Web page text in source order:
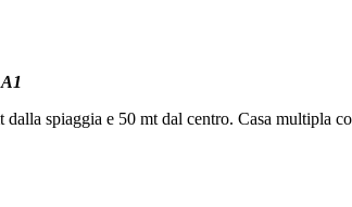
A1
spiaggia e 50 mt dal centro. Casa multipla